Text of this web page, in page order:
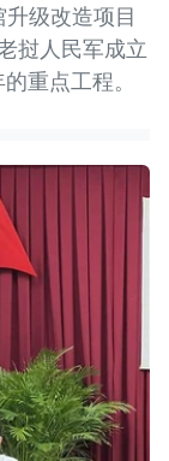
升级改造项目
挝人民军成立
重点工程。